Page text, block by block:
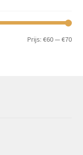
Min.
Prijs:€60—€70